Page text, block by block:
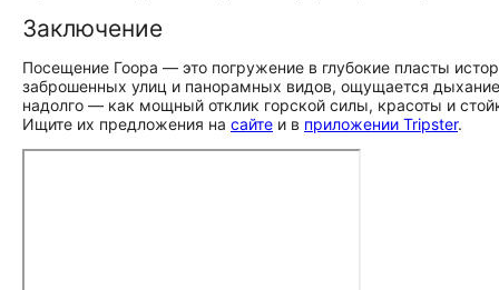
Заключение
Посещение Гоора — это погружение в глубокие пласты
заброшенных улиц и панорамных видов, ощущается
надолго — как мощный отклик горской силы, красоты и
Ищите их предложения на сайте и в приложении Tripster.